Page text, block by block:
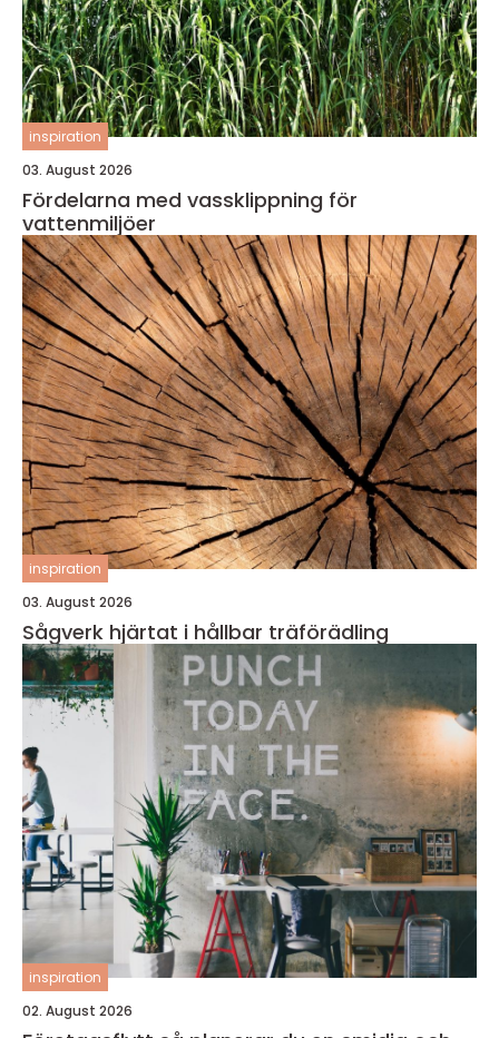
inspiration
03. August 2026
Fördelarna med vassklippning för
vattenmiljöer
inspiration
03. August 2026
Sågverk hjärtat i hållbar träförädling
inspiration
02. August 2026